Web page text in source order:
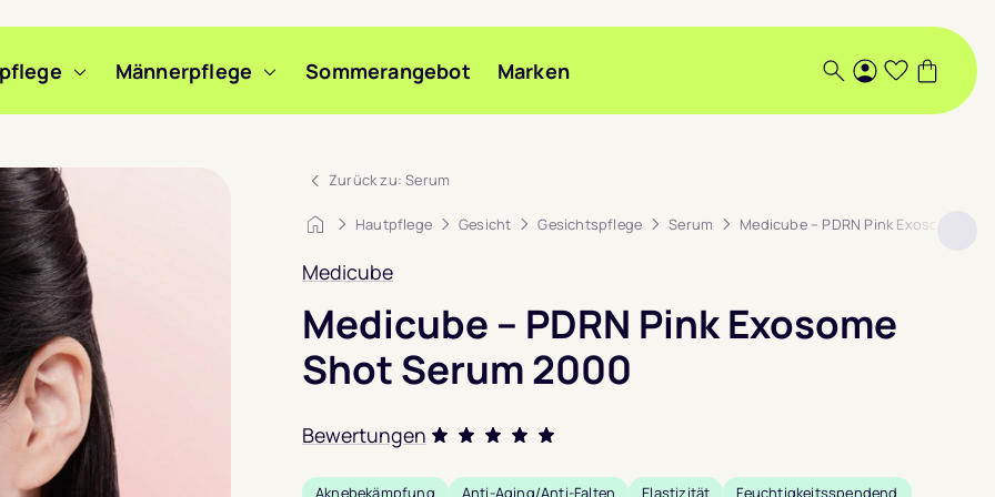
Männerpflege Sommerangebot Marken Suche
Login
Slide wechseln
Slide wechseln
Slide wechseln Zurück zu: Serum
Startseite
Hautpflege Gesicht Gesichtspflege Serum Medicube – PDRN Pink Exosome
Medicube
Medicube – PDRN Pink Exosome
Shot Serum 2000
Bewertungen
Aknebekämpfung Anti-Aging/Anti-Falten Elastizität Feuchtigkeitsspendend